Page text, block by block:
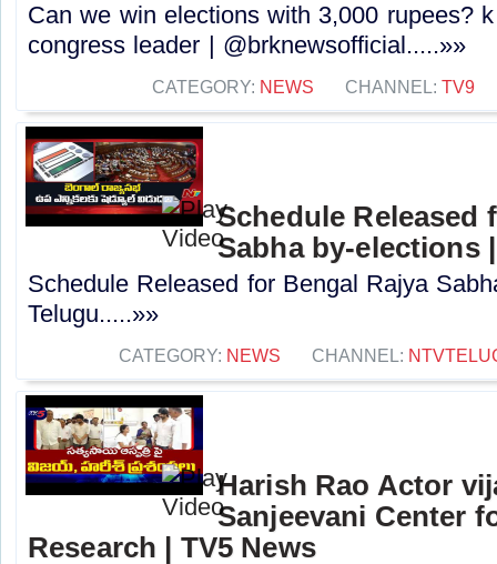
Can we win elections with 3,000 rupees?
congress leader | @brknewsofficial.....»»
CATEGORY: NEWS CHANNEL: TV9
Schedule Released
Sabha by-elections
Schedule Released for Bengal Rajya
Telugu.....»»
CATEGORY: NEWS CHANNEL:
Harish Rao Actor
Sanjeevani Center
Research | TV5 News